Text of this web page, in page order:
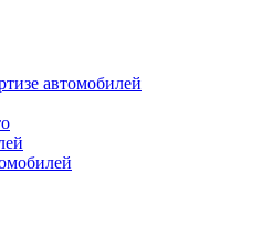
автомобилей